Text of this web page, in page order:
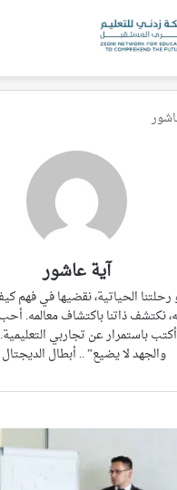
آية عاشور
الحياتية، نقضيها في فهم
نكتشف ذاتنا باكتشاف معالمه.
باستمرار عن تجاربي
والجهد لا يضيع” .. أبطال